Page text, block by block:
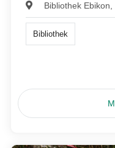
Bibliothek
Bibliothek